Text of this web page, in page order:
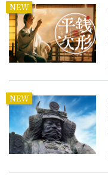
NEW
NEW